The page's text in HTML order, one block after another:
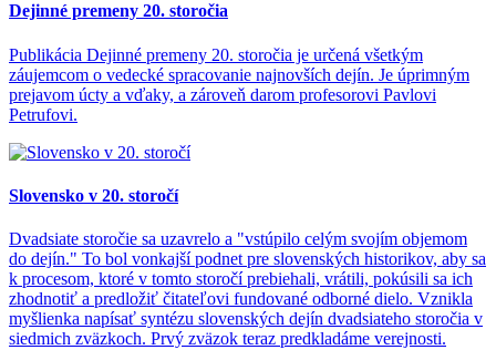
Dejinné premeny 20. storočia
Publikácia Dejinné premeny 20. storočia je určená všetkým
záujemcom o vedecké spracovanie najnovších dejín. Je úprimným
prejavom úcty a vďaky, a zároveň darom profesorovi Pavlovi
Petrufovi.
Slovensko v 20. storočí
Dvadsiate storočie sa uzavrelo a "vstúpilo celým svojím objemom
do dejín." To bol vonkajší podnet pre slovenských historikov, aby sa
k procesom, ktoré v tomto storočí prebiehali, vrátili, pokúsili sa ich
zhodnotiť a predložiť čitateľovi fundované odborné dielo. Vznikla
myšlienka napísať syntézu slovenských dejín dvadsiateho storočia v
siedmich zväzkoch. Prvý zväzok teraz predkladáme verejnosti.